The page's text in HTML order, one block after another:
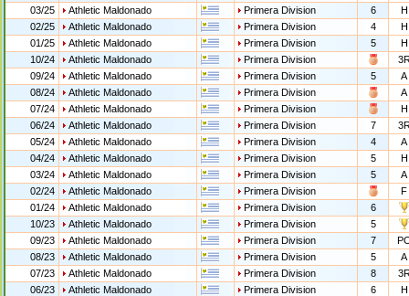
03/25
Athletic Maldonado Primera Division 6
H
02/25
Athletic Maldonado Primera Division 4
H
01/25
Athletic Maldonado Primera Division 5
H
10/24
Athletic Maldonado Primera Division
09/24
Athletic Maldonado Primera Division 5
A
08/24
Athletic Maldonado Primera Division
A
07/24
Athletic Maldonado Primera Division
H
06/24
Athletic Maldonado Primera Division 7
05/24
Athletic Maldonado Primera Division 4
A
04/24
Athletic Maldonado Primera Division 5
H
03/24
Athletic Maldonado Primera Division 5
A
02/24
Athletic Maldonado Primera Division
F
01/24
Athletic Maldonado Primera Division
6
10/23
Athletic Maldonado Primera Division
5
09/23
Athletic Maldonado Primera Division 7
08/23
Athletic Maldonado Primera Division 5
A
07/23
Athletic Maldonado Primera Division 8
06/23
Athletic Maldonado Primera Division 6
H